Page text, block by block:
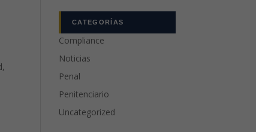
CATEGORÍAS
Compliance
Noticias
Penal
Penitenciario
Uncategorized